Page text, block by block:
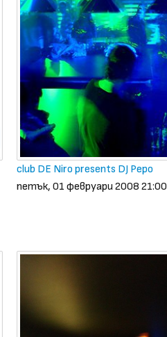
club DE Niro presents DJ Pepo
петък, 01 февруари 2008 21:00